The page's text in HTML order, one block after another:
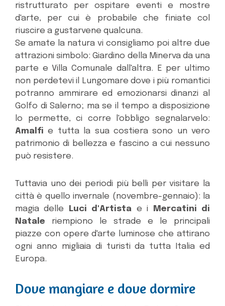
ristrutturato per ospitare eventi e mostre
d'arte, per cui è probabile che finiate col
riuscire a gustarvene qualcuna.
Se amate la natura vi consigliamo poi altre due
attrazioni simbolo: Giardino della Minerva da una
parte e Villa Comunale dall'altra. E per ultimo
non perdetevi il Lungomare dove i più romantici
potranno ammirare ed emozionarsi dinanzi al
Golfo di Salerno; ma se il tempo a disposizione
lo permette, ci corre l'obbligo segnalarvelo:
Amalfi e tutta la sua costiera sono un vero
patrimonio di bellezza e fascino a cui nessuno
può resistere.
Tuttavia uno dei periodi più belli per visitare la
città è quello invernale (novembre-gennaio): la
magia delle
Luci d'Artista e i Mercatini di
Natale riempiono le strade e le principali
piazze con opere d'arte luminose che attirano
ogni anno migliaia di turisti da tutta Italia ed
Europa.
Dove mangiare e dove dormire